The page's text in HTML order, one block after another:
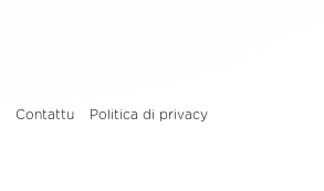
Contattu Politica di privacy